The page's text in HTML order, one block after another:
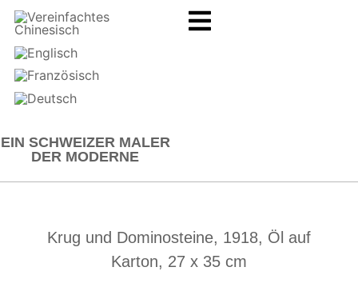
EIN SCHWEIZER MALER
DER MODERNE
Krug und Dominosteine, 1918, Öl auf
Karton, 27 x 35 cm